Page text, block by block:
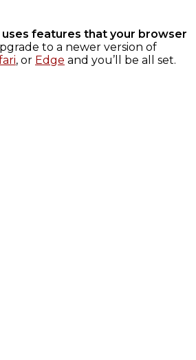
features that your browser
to a newer version of
, or Edge and you’ll be all set.